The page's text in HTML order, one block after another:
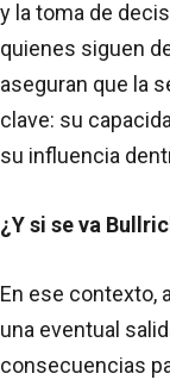
y la toma de
quienes siguen
aseguran que la
clave: su
su influencia
¿Y si se va
En ese contexto,
una eventual
consecuencias